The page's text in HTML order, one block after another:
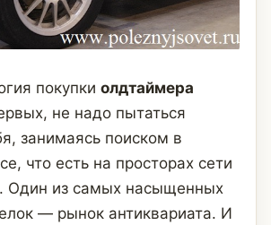
покупки олдтаймера
не надо пытаться
занимаясь поиском в
что есть на просторах сети
Один из самых насыщенных
— рынок антиквариата. И